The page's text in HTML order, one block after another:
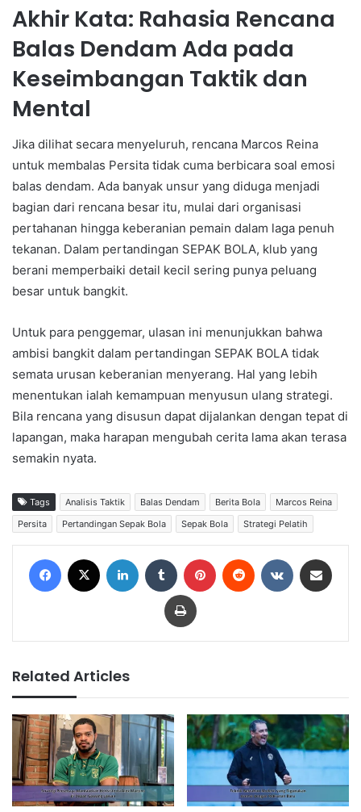
Akhir Kata: Rahasia Rencana
Balas Dendam Ada pada
Keseimbangan Taktik dan
Mental
Jika dilihat secara menyeluruh, rencana Marcos Reina
untuk membalas Persita tidak cuma berbicara soal emosi
balas dendam. Ada banyak unsur yang diduga menjadi
bagian dari rencana besar itu, mulai dari organisasi
pertahanan hingga keberanian pemain dalam laga penuh
tekanan. Dalam pertandingan SEPAK BOLA, klub yang
berani memperbaiki detail kecil sering punya peluang
besar untuk bangkit.
Untuk para penggemar, ulasan ini menunjukkan bahwa
ambisi bangkit dalam pertandingan SEPAK BOLA tidak
semata urusan keberanian menyerang. Hal yang lebih
menentukan ialah kemampuan menyusun ulang strategi.
Bila rencana yang disusun dapat dijalankan dengan tepat di
lapangan, maka harapan mengubah cerita lama akan terasa
semakin nyata.
Tags Analisis Taktik Balas Dendam Berita Bola
Marcos Reina
Persita
Pertandingan Sepak Bola Sepak Bola Strategi Pelatih
Print
Related Articles